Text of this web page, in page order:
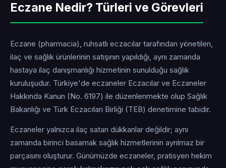
Eczane Nedir? Türleri ve Görevleri
Eczane (pharmacia), ruhsatlı eczacılar tarafından yönetilen,
ilaç ve sağlık ürünlerinin satışının yapıldığı, aynı zamanda
hastaya ilaç danışmanlığı hizmetinin sunulduğu sağlık
kuruluşudur. Türkiye'de eczaneler Eczacılar ve Eczaneler
Hakkında Kanun (No. 6197) ile düzenlenmekte olup Sağlık
Bakanlığı ve Türk Eczacıları Birliği (TEB) denetimine tabidir.
Eczaneler yalnızca ilaç satan dükkanlar değildir; aynı
zamanda birinci basamak sağlık hizmetlerinin ayrılmaz bir
parçasını oluşturur. Günümüzde eczaneler, pratisyen hekim